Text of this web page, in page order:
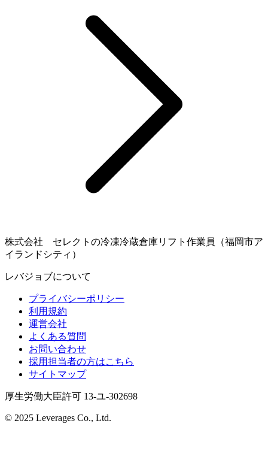
株式会社 セレクトの冷凍冷蔵倉庫リフト作業員（福岡市ア
イランドシティ）
レバジョブについて
プライバシーポリシー
利用規約
運営会社
よくある質問
お問い合わせ
採用担当者の方はこちら
サイトマップ
厚生労働大臣許可 13-ユ-302698
© 2025 Leverages Co., Ltd.